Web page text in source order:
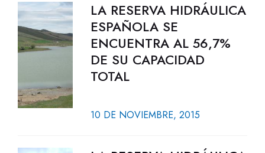
LA RESERVA HIDRÁULICA
ESPAÑOLA SE
ENCUENTRA AL 56,7%
DE SU CAPACIDAD
TOTAL
10 DE NOVIEMBRE, 2015